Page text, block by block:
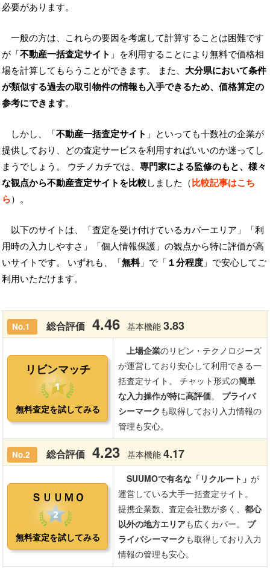
必要があります。
一般の方は、これらの要因を考慮して計算することは困難です
が「不動産一括査定サイト 」を利用することにより無料で価格相
場を計算してもらうことができます。 また、 大分県において条件
が類似する過去の取引物件の情報も入手できるため、価格算定の
参考にできます。
しかし、「不動産一括査定サイト 」といっても十数社の企業が
提供しており、どの査定サービスを利用すればいいのか迷ってし
まうでしょう。 ウチノカチでは、 専門家による監修のもと、様々
な観点から不動産査定サイトを比較しました（比較記事はこち
ら）。
以下のサイトは、「査定を受け付けているカバーエリア」「利
用時の入力しやすさ」「個人情報保護」の観点から特に評価が高
いサイトです。 いずれも、「無料」で「 １分程度 」で安心してご
利用いただけます。